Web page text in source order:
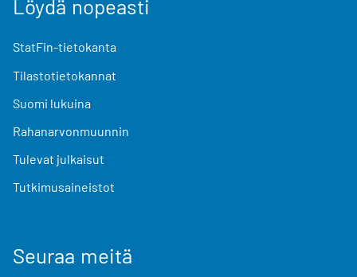
Löydä nopeasti
StatFin-tietokanta
Tilastotietokannat
Suomi lukuina
Rahanarvonmuunnin
Tulevat julkaisut
Tutkimusaineistot
Seuraa meitä